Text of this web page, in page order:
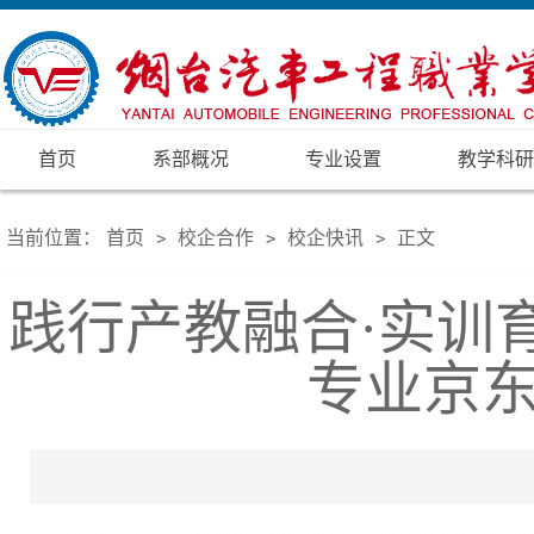
首页 系部概况 专业设置 教学科研
当前位置： 首页 > 校企合作 > 校企快讯 > 正文
践行产教融合·实
专业京